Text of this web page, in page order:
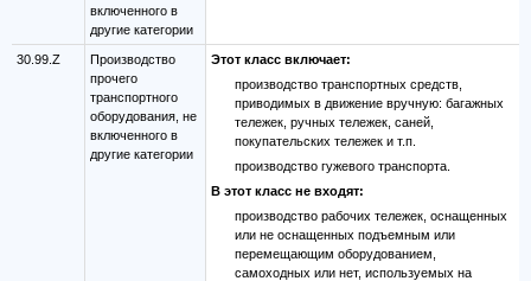
включенного в
другие категории
30.99.Z
Производство
прочего
транспортного
оборудования, не
включенного в
другие категории
Этот класс включает:
производство транспортных средств,
приводимых в движение вручную: багажных
тележек, ручных тележек, саней,
покупательских тележек и т.п.
производство гужевого транспорта.
В этот класс не входят:
производство рабочих тележек, оснащенных
или не оснащенных подъемным или
перемещающим оборудованием,
самоходных или нет, используемых на